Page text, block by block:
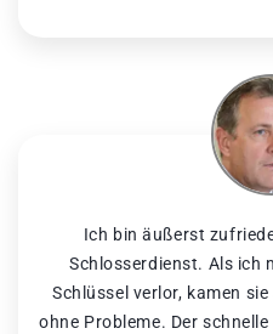
Ich bin äußerst
Schlosserdienst. Als ich
Schlüssel verlor, kamen
ohne Probleme. Der